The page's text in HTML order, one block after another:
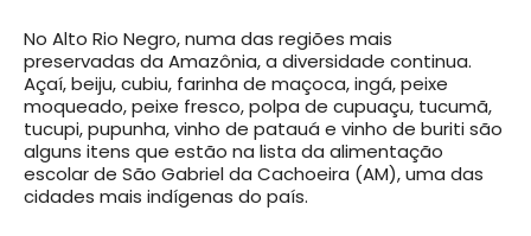
No Alto Rio Negro, numa das regiões mais
preservadas da Amazônia, a diversidade continua.
Açaí, beiju, cubiu, farinha de maçoca, ingá, peixe
moqueado, peixe fresco, polpa de cupuaçu, tucumã,
tucupi, pupunha, vinho de patauá e vinho de buriti são
alguns itens que estão na lista da alimentação
escolar de São Gabriel da Cachoeira (AM), uma das
cidades mais indígenas do país.